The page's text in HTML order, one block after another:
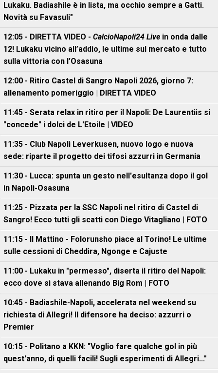
Lukaku. Badiashile è in lista, ma occhio sempre a Gatti.
Novità su Favasuli"
12:05 - DIRETTA VIDEO - CalcioNapoli24 Live in onda dalle
12! Lukaku vicino all’addio, le ultime sul mercato e tutto
sulla vittoria con l’Osasuna
12:00 - Ritiro Castel di Sangro Napoli 2026, giorno 7:
allenamento pomeriggio | DIRETTA VIDEO
11:45 - Serata relax in ritiro per il Napoli: De Laurentiis si
"concede" i dolci de L'Etoile | VIDEO
11:35 - Club Napoli Leverkusen, nuovo logo e nuova
sede: riparte il progetto dei tifosi azzurri in Germania
11:30 - Lucca: spunta un gesto nell'esultanza dopo il gol
in Napoli-Osasuna
11:25 - Pizzata per la SSC Napoli nel ritiro di Castel di
Sangro! Ecco tutti gli scatti con Diego Vitagliano | FOTO
11:15 - Il Mattino - Folorunsho piace al Torino! Le ultime
sulle cessioni di Cheddira, Ngonge e Cajuste
11:00 - Lukaku in "permesso", diserta il ritiro del Napoli:
ecco dove si stava allenando Big Rom | FOTO
10:45 - Badiashile-Napoli, accelerata nel weekend su
richiesta di Allegri! Il difensore ha deciso: azzurri o
Premier
10:15 - Politano a KKN: "Voglio fare qualche gol in più
quest'anno, di quelli facili! Sugli esperimenti di Allegri..."